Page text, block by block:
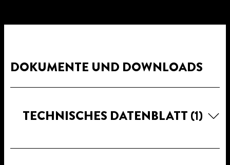
DOKUMENTE UND DOWNLOADS
TECHNISCHES DATENBLATT (1)